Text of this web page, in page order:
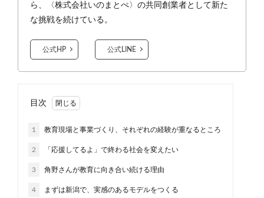
ら、〈株式会社いのまとぺ〉の共同創業者として新た
な挑戦を続けている。
公式HP 公式LINE
目次
1 教育現場と事業づくり、それぞれの経験が重なるところ
2 「応援してるよ」で終わる社会を変えたい
3 角野さんが教育に向き合い続ける理由
4 まずは新潟で、実感のあるモデルをつくる